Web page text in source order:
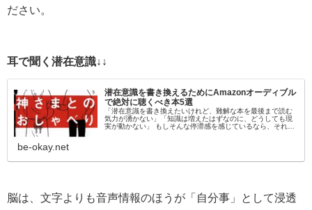
ださい。
耳で聞く潜在意識↓↓
潜在意識を書き換えるためにAmazonオーディブル
で絶対に聴くべき本5選
「潜在意識を書き換えたいけれど、難解な本を最後まで読む
気力が湧かない」「知識は増えたはずなのに、どうしても現
実が動かない」 もしそんな停滞感を感じているなら、それは
be-okay.net
脳は、文字よりも音声情報のほうが「自分事」として浸透